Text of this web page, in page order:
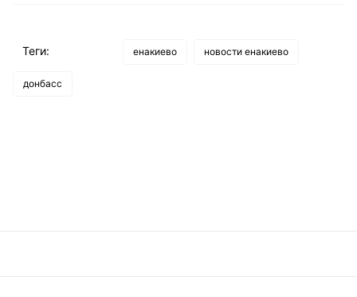
Теги: енакиево новости енакиево
донбасс